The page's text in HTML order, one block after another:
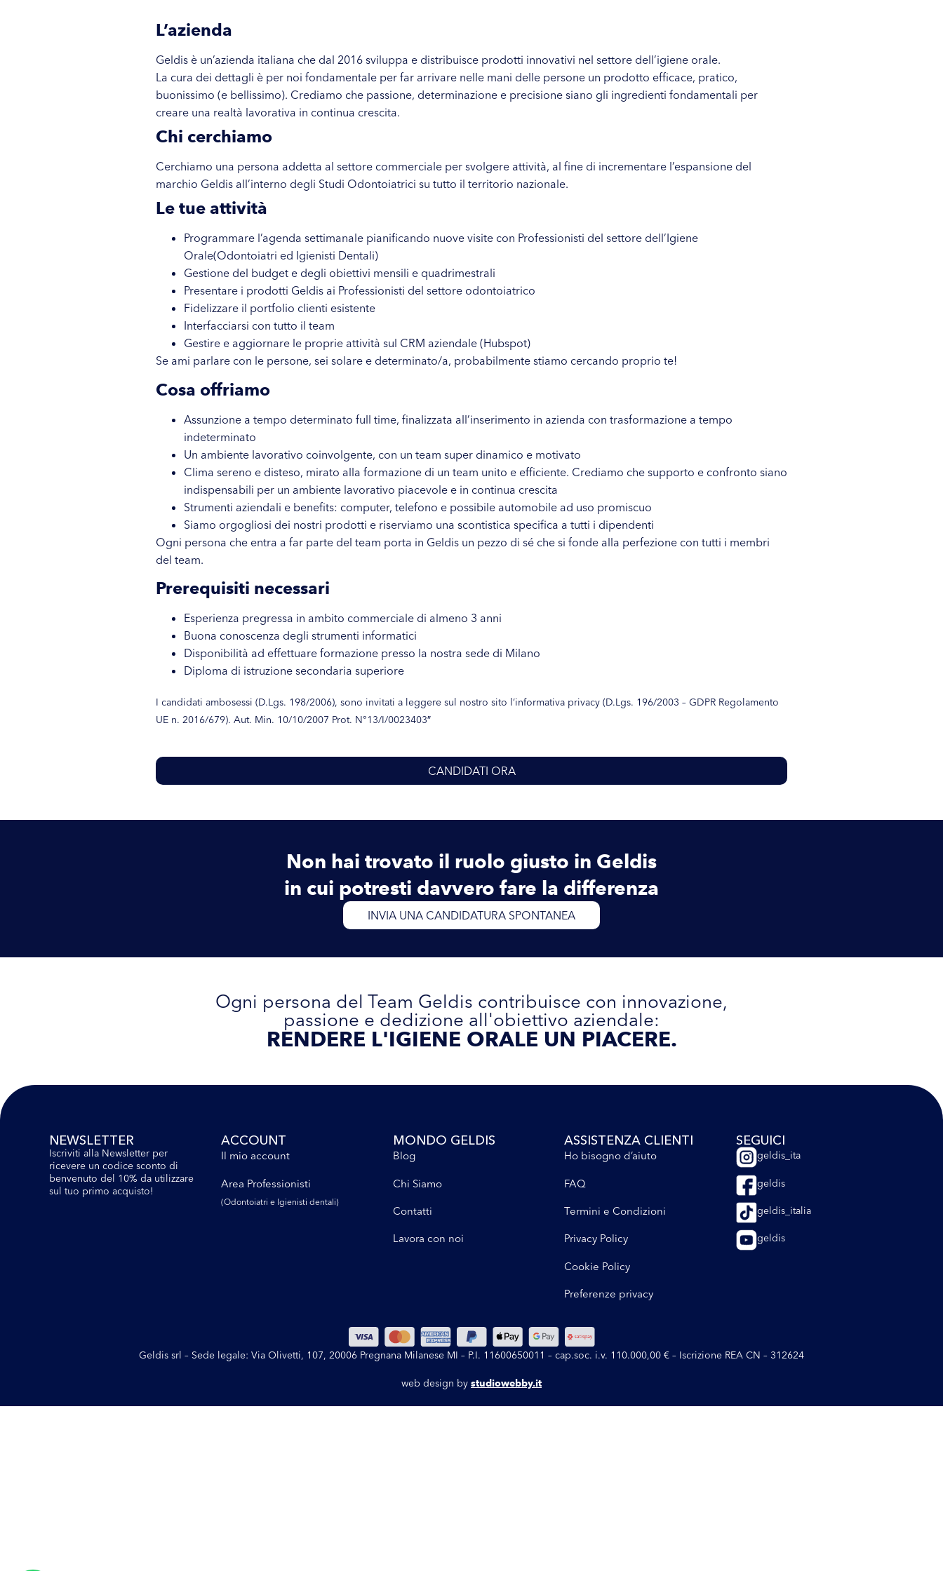
L’azienda
Geldis è un’azienda italiana che dal 2016 sviluppa e distribuisce prodotti innovativi nel settore dell’igiene orale.
La cura dei dettagli è per noi fondamentale per far arrivare nelle mani delle persone un prodotto efficace, pratico,
buonissimo (e bellissimo). Crediamo che passione, determinazione e precisione siano gli ingredienti fondamentali per
creare una realtà lavorativa in continua crescita.
Chi cerchiamo
Cerchiamo una persona addetta al settore commerciale per svolgere attività, al fine di incrementare l’espansione del
marchio Geldis all’interno degli Studi Odontoiatrici su tutto il territorio nazionale.
Le tue attività
Programmare l’agenda settimanale pianificando nuove visite con Professionisti del settore dell’Igiene
Orale(Odontoiatri ed Igienisti Dentali)
Gestione del budget e degli obiettivi mensili e quadrimestrali
Presentare i prodotti Geldis ai Professionisti del settore odontoiatrico
Fidelizzare il portfolio clienti esistente
Interfacciarsi con tutto il team
Gestire e aggiornare le proprie attività sul CRM aziendale (Hubspot)
Se ami parlare con le persone, sei solare e determinato/a, probabilmente stiamo cercando proprio te!
Cosa offriamo
Assunzione a tempo determinato full time, finalizzata all’inserimento in azienda con trasformazione a tempo
indeterminato
Un ambiente lavorativo coinvolgente, con un team super dinamico e motivato
Clima sereno e disteso, mirato alla formazione di un team unito e efficiente. Crediamo che supporto e confronto siano
indispensabili per un ambiente lavorativo piacevole e in continua crescita
Strumenti aziendali e benefits: computer, telefono e possibile automobile ad uso promiscuo
Siamo orgogliosi dei nostri prodotti e riserviamo una scontistica specifica a tutti i dipendenti
Ogni persona che entra a far parte del team porta in Geldis un pezzo di sé che si fonde alla perfezione con tutti i membri
del team.
Prerequisiti necessari
Esperienza pregressa in ambito commerciale di almeno 3 anni
Buona conoscenza degli strumenti informatici
Disponibilità ad effettuare formazione presso la nostra sede di Milano
Diploma di istruzione secondaria superiore
I candidati ambosessi (D.Lgs. 198/2006), sono invitati a leggere sul nostro sito l’informativa privacy (D.Lgs. 196/2003 – GDPR Regolamento
UE n. 2016/679). Aut. Min. 10/10/2007 Prot. N°13/I/0023403″
CANDIDATI ORA
Non hai trovato il ruolo giusto in Geldis
in cui potresti davvero fare la differenza
INVIA UNA CANDIDATURA SPONTANEA
Ogni persona del Team Geldis contribuisce con innovazione,
passione e dedizione all'obiettivo aziendale:
RENDERE L'IGIENE ORALE UN PIACERE.
NEWSLETTER
Iscriviti alla Newsletter per
ricevere un codice sconto di
benvenuto del 10% da utilizzare
sul tuo primo acquisto!
ACCOUNT
Il mio account
Area Professionisti
(Odontoiatri e lgienisti dentali)
MONDO GELDIS
Blog
Chi Siamo
Contatti
Lavora con noi
ASSISTENZA CLIENTI
Ho bisogno d’aiuto
FAQ
Termini e Condizioni
Privacy Policy
Cookie Policy
Preferenze privacy
SEGUICI
geldis_ita
geldis
geldis_italia
geldis
Geldis srl – Sede legale: Via Olivetti, 107, 20006 Pregnana Milanese MI – P.I. 11600650011 – cap.soc. i.v. 110.000,00 € – Iscrizione REA CN – 312624
web design by studiowebby.it